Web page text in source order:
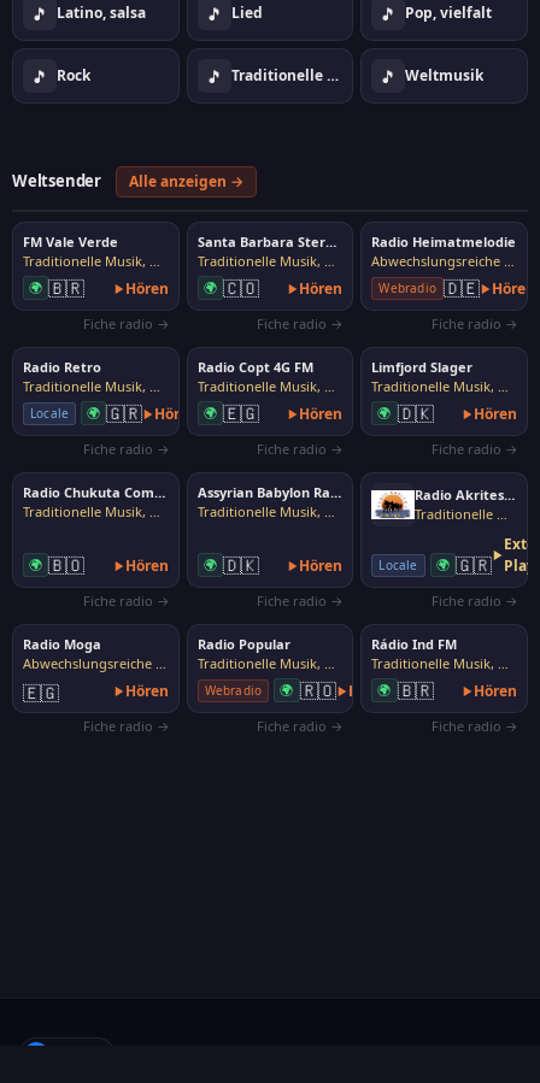
🎵 Latino, salsa 🎵 Lied 🎵 Pop, vielfalt
🎵 Rock 🎵 Traditionelle Musik, Volksmusik 🎵 Weltmusik
Weltsender Alle anzeigen →
FM Vale Verde
Traditionelle Musik, Volksmusik
🌍 🇧🇷 Hören
Fiche radio →
Santa Barbara Stereo 106.6
Traditionelle Musik, Volksmusik
🌍 🇨🇴 Hören
Fiche radio →
Radio Heimatmelodie
Abwechslungsreiche Musik
Webradio 🇩🇪 Hören
Fiche radio →
Radio Retro
Traditionelle Musik, Volksmusik
Locale 🌍 🇬🇷 Hören
Fiche radio →
Radio Copt 4G FM
Traditionelle Musik, Volksmusik
🌍 🇪🇬 Hören
Fiche radio →
Limfjord Slager
Traditionelle Musik, Volksmusik
🌍 🇩🇰 Hören
Fiche radio →
Radio Chukuta Comunicaciones
Traditionelle Musik, Volksmusik
🌍 🇧🇴 Hören
Fiche radio →
Assyrian Babylon Radio
Traditionelle Musik, Volksmusik
🌍 🇩🇰 Hören
Fiche radio →
Radio Akrites 102.3
Traditionelle Musik, Volksmusik
Locale 🌍 🇬🇷
Fiche radio →
Radio Moga
Abwechslungsreiche Musik
🇪🇬 Hören
Fiche radio →
Radio Popular
Traditionelle Musik, Volksmusik
Webradio 🌍 🇷🇴 Hören
Fiche radio →
Rádio Ind FM
Traditionelle Musik, Volksmusik
🌍 🇧🇷 Hören
Fiche radio →